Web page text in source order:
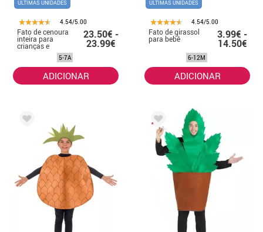
ÚLTIMAS UNIDADES
4.54/5.00
Fato de cenoura
inteira para
crianças e
adolescentes
23.50€ -
23.99€
5-7A
ADICIONAR
ÚLTIMAS UNIDADES
4.54/5.00
Fato de girassol
para bebê 3.99€ -
14.50€
6-12M
ADICIONAR